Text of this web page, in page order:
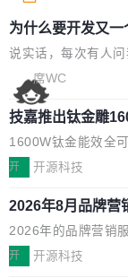
为什么要开发又
说实话，每次有人
Sider、Copilot for
了，你为什么还要
问得好。 因为我自
现有产品的天花板
刚开始觉得都挺好
要。但用久了你会发
东西：一个带网页
页面的文本，然后把
段回答。仅此而已。
席WC
技嘉推出钛金雕
源：为发烧级主
舰供电方案
1600W钛金能效全
继2026台北电脑展
电源专为发烧级DIY
造，整机长度仅16
与80PLUS钛金能效
规范，结合服务器级
开 开源科技
2026年8月品牌营
从流量思维到品
2026年的品牌营销
的价值重构。全球
开 开源科技